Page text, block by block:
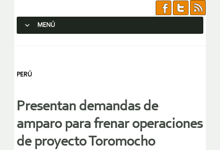
MENÚ
PERÚ
Presentan demandas de
amparo para frenar operaciones
de proyecto Toromocho